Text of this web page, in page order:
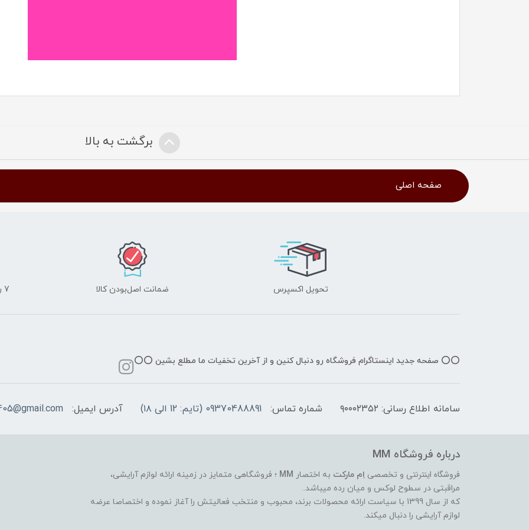
برگشت به بالا
صفحه اصلی
تحویل اکسپرس ضمانت اصل‌بودن کالا 7 روز ضمانت مرجوعی کالا
⭕️⭕️ صفحه جدید اینستاگرام فروشگاه رو دنبال کنین و از آخرین تخفیات ما مطلع بشین ⭕️⭕️
سامانه اطلاع رسانی: ۹۰۰۰۲۳۵۲ شماره تماس: 09370488891 (تایم: 12 الی ۱۸) آدرس ایمیل:
درباره فروشگاه MM
فروشگاه اینترنتی و تخصصی اِم مارکت به اختصار MM ؛ فروشگاهی متمایز در زمینه ارائه لوازم آرایشی،
مراقبتی در سطوح لوکس و میان رده میباشد..
که از سال 1399 با سیاست ارائه محصولات برند، محبوب و منتخب فعالیتش را آغاز نموده و اختصاصا عرضه
لوازم آرایشی را دنبال میکند.